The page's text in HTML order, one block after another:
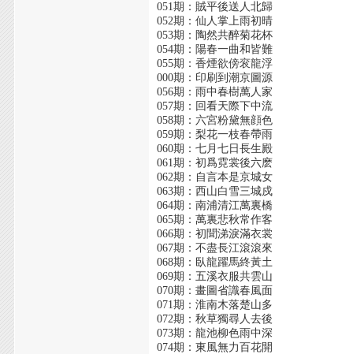
051期：賊平後送人北歸
052期：仙人掌上雨初晴
053期：陶然共醉菊花杯
054期：陽春一曲和皆難
055期：香煙欲傍衮龍浮
000期：印刷到潮京圖源
056期：雨中春樹萬人家
057期：回看天際下中流
058期：六宮粉黛無顔色
059期：梨花一枝春帶雨
060期：七月七日長生殿
061期：初爲霓裳後六麽
062期：自言本是京城女
063期：西山白雪三城戍
064期：南浦清江萬裏橋
065期：萬裏悲秋常作客
066期：初聞涕淚滿衣裳
067期：不盡長江滾滾來
068期：臥龍躍馬終黃土
069期：五溪衣服共雲山
070期：畫圖省識春風面
071期：淮南木落楚山多
072期：秋草獨尋人去後
073期：龍池柳色雨中深
074期：東風無力百花開